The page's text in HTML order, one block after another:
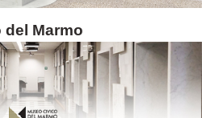
del Marmo